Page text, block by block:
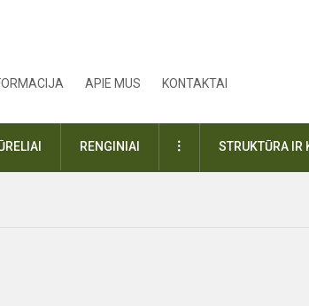
APIE MUS KONTAKTAI
RENGINIAI DAUGIAUSTRUKTŪRA IR